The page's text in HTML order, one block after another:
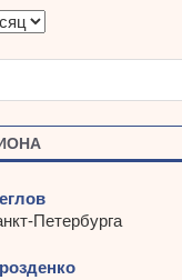
Петербурга